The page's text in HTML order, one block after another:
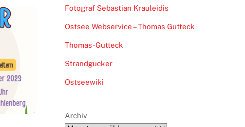
Fotograf Sebastian Krauleidis
Ostsee Webservice – Thomas Gutteck
Thomas-Gutteck
Strandgucker
Ostseewiki
Archiv